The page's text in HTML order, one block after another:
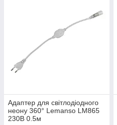
Адаптер для світлодіодного
неону 360° Lemanso LM865
230В 0.5м